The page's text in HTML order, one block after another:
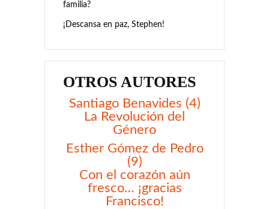
familia?
¡Descansa en paz, Stephen!
OTROS AUTORES
Santiago Benavides (4)
La Revolución del
Género
Esther Gómez de Pedro
(9)
Con el corazón aún
fresco… ¡gracias
Francisco!